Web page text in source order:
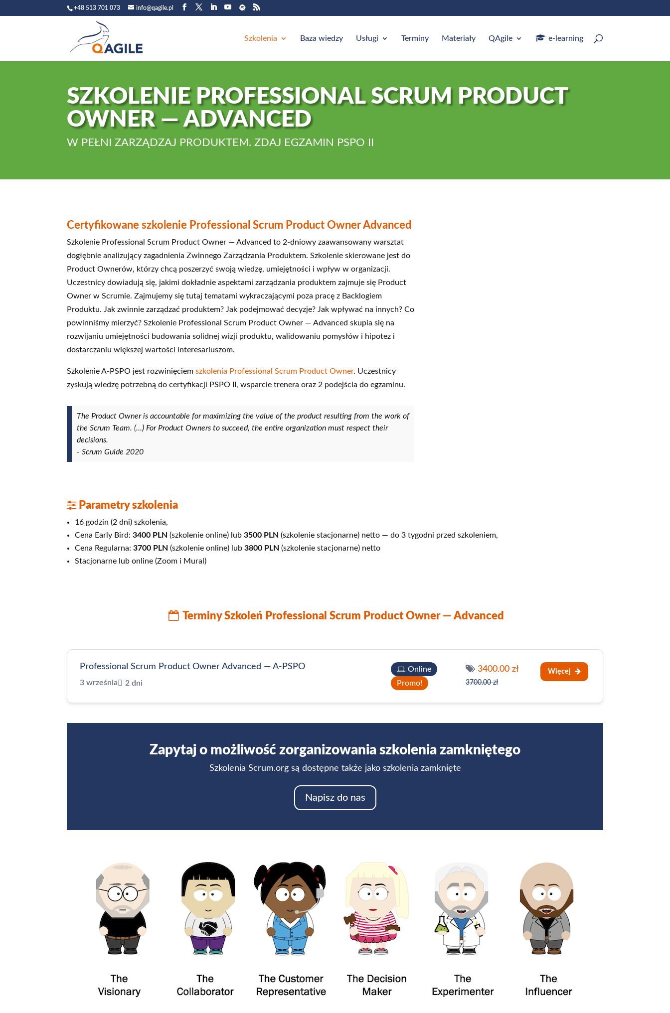
+48 513 701 073 info@qagile.pl
Szkolenia Baza wiedzy Usługi Terminy Materiały QAgile e‑learning
SZKOLENIE PROFESSIONAL SCRUM PRODUCT
OWNER — ADVANCED
W PEŁNI ZARZĄDZAJ PRODUKTEM. ZDAJ EGZAMIN PSPO II
Certyfikowane szkolenie Professional Scrum Product Owner Advanced
Szkolenie Professional Scrum Product Owner — Advanced to 2‑dniowy zaawansowany warsztat
dogłębnie analizujący zagadnienia Zwinnego Zarządzania Produktem. Szkolenie skierowane jest do
Product Ownerów, którzy chcą poszerzyć swoją wiedzę, umiejętności i wpływ w organizacji.
Uczestnicy dowiadują się, jakimi dokładnie aspektami zarządzania produktem zajmuje się Product
Owner w Scrumie. Zajmujemy się tutaj tematami wykraczającymi poza pracę z Backlogiem
Produktu. Jak zwinnie zarządzać produktem? Jak podejmować decyzje? Jak wpływać na innych? Co
powinniśmy mierzyć? Szkolenie Professional Scrum Product Owner — Advanced skupia się na
rozwijaniu umiejętności budowania solidnej wizji produktu, walidowaniu pomysłów i hipotez i
dostarczaniu większej wartości interesariuszom.
Szkolenie A‑PSPO jest rozwinięciemszkolenia Professional Scrum Product Owner. Uczestnicy
zyskują wiedzę potrzebną do certyfikacji PSPO II, wsparcie trenera oraz 2 podejścia do egzaminu.
The Product Owner is accountable for maximizing the value of the product resulting from the work of
the Scrum Team. (…) For Product Owners to succeed, the entire organization must respect their
decisions.
- Scrum Guide 2020
Parametry szkolenia
16 godzin (2 dni) szkolenia,
Cena Early Bird:3400 PLN (szkolenie online) lub3500 PLN (szkolenie stacjonarne) netto — do 3 tygodni przed szkoleniem,
Cena Regularna:3700 PLN (szkolenie online) lub3800 PLN (szkolenie stacjonarne) netto
Stacjonarne lub online (Zoom i Mural)
Terminy Szkoleń Professional Scrum Product Owner — Advanced
Professional Scrum Product Owner Advanced — A‑PSPO
3 września 2 dni
Online
Promo!
3400.00 zł
3700.00 zł
Więcej
Zapytaj o możliwość zorganizowania szkolenia zamkniętego
Szkolenia Scrum.org są dostępne także jako szkolenia zamknięte
Napisz do nas